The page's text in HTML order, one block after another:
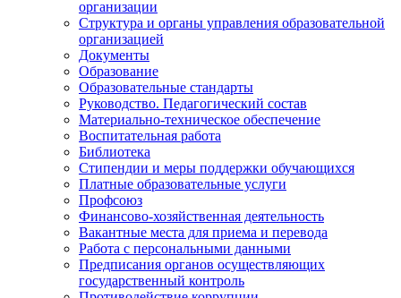
организации
Структура и органы управления образовательной
организацией
Документы
Образование
Образовательные стандарты
Руководство. Педагогический состав
Материально-техническое обеспечение
Воспитательная работа
Библиотека
Стипендии и меры поддержки обучающихся
Платные образовательные услуги
Профсоюз
Финансово-хозяйственная деятельность
Вакантные места для приема и перевода
Работа с персональными данными
Предписания органов осуществляющих
государственный контроль